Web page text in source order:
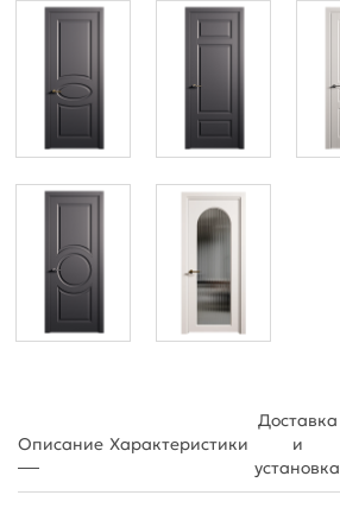
Описание Характеристики
Доставка
и
установка